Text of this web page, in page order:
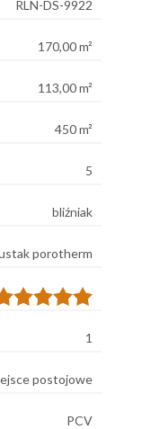
RLN-DS-9922
170,00 m²
113,00 m²
450 m²
5
bliźniak
porotherm
1
postojowe
PCV